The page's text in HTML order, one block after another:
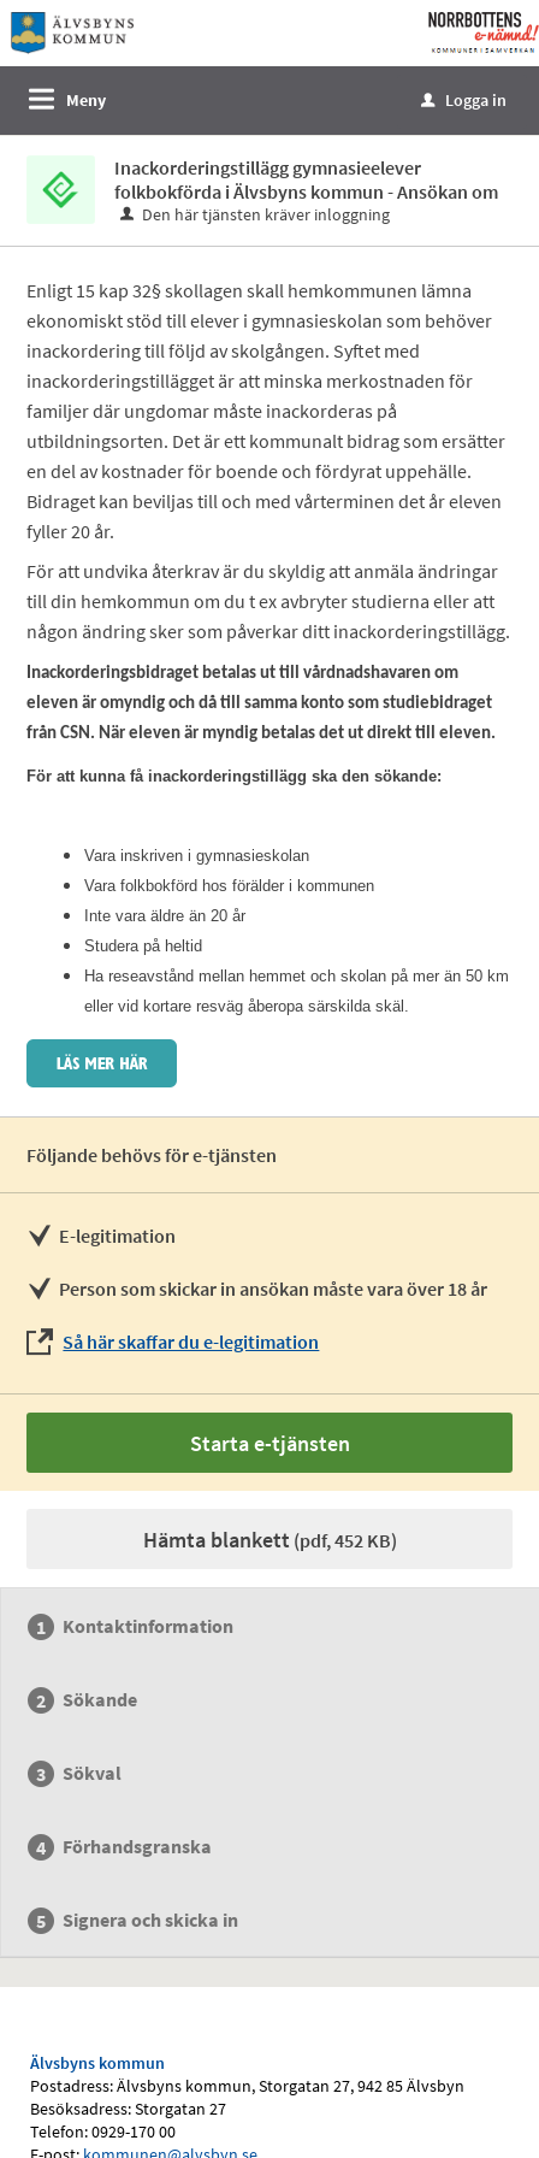
Välkommen
till
tjänster
Norrbottens
enämnd
Meny u Logga in
Inackorderingstillägg gymnasieelever
folkbokförda i Älvsbyns kommun - Ansökan om
Den här tjänsten kräver inloggning
Enligt 15 kap 32§ skollagen skall hemkommunen lämna
ekonomiskt stöd till elever i gymnasieskolan som behöver
inackordering till följd av skolgången. Syftet med
inackorderingstillägget är att minska merkostnaden för
familjer där ungdomar måste inackorderas på
utbildningsorten. Det är ett kommunalt bidrag som ersätter
en del av kostnader för boende och fördyrat uppehälle.
Bidraget kan beviljas till och med vårterminen det år eleven
fyller 20 år.
För att undvika återkrav är du skyldig att anmäla ändringar
till din hemkommun om du t ex avbryter studierna eller att
någon ändring sker som påverkar ditt inackorderingstillägg.
Inackorderingsbidraget betalas ut till vårdnadshavaren om
eleven är omyndig och då till samma konto som studiebidraget
från CSN. När eleven är myndig betalas det ut direkt till eleven.
För att kunna få inackorderingstillägg ska den sökande:
Vara inskriven i gymnasieskolan
Vara folkbokförd hos förälder i kommunen
Inte vara äldre än 20 år
Studera på heltid
Ha reseavstånd mellan hemmet och skolan på mer än 50 km
eller vid kortare resväg åberopa särskilda skäl.
Följande behövs för e-tjänsten
E-legitimation
Person som skickar in ansökan måste vara över 18 år
Så här skaffar du e-legitimation
Starta e-tjänsten
Hämta blankett (pdf, 452 KB)
Kontaktinformation
Sökande
Sökval
Förhandsgranska
Signera och skicka in
Älvsbyns kommun
Postadress: Älvsbyns kommun, Storgatan 27, 942 85 Älvsbyn
Besöksadress: Storgatan 27
Telefon: 0929-170 00